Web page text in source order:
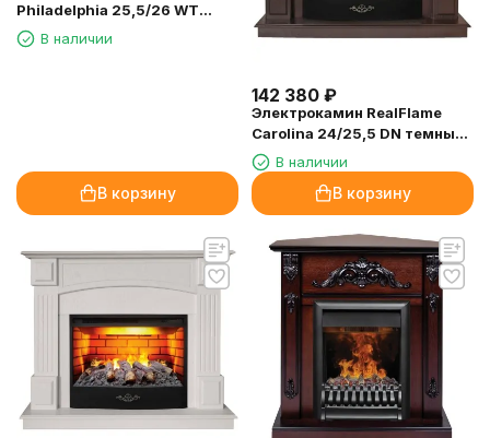
Philadelphia 25,5/26 WT
белое золото с очагом 3D
Firestar 25,5
В наличии
В корзину
142 380 ₽
Электрокамин RealFlame
Carolina 24/25,5 DN темный
орех с очагом 3D Firestar
25,5
В наличии
В корзину